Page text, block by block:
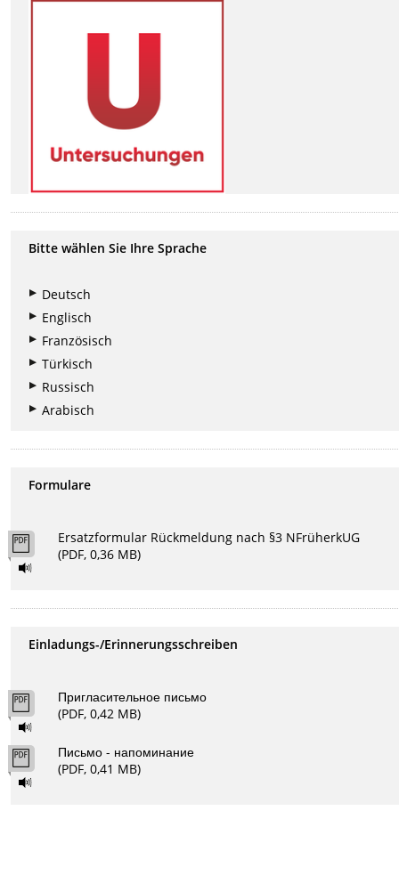
Bitte wählen Sie Ihre Sprache
Deutsch
Englisch
Französisch
Türkisch
Russisch
Arabisch
Formulare
Ersatzformular Rückmeldung nach §3 NFrüherkUG
(PDF, 0,36 MB)
Einladungs-/Erinnerungsschreiben
Пригласительное письмо
(PDF, 0,42 MB)
Письмо - напоминание
(PDF, 0,41 MB)